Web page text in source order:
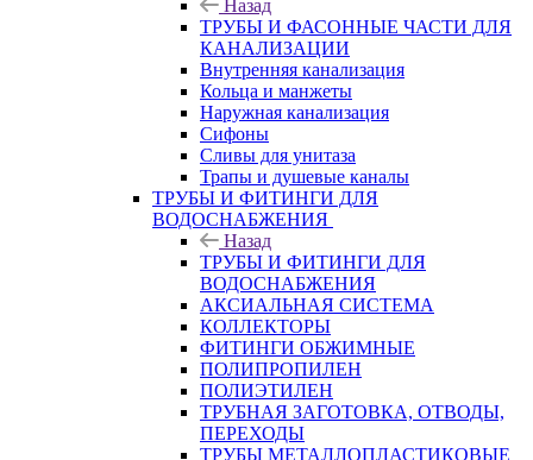
Назад
ТРУБЫ И ФАСОННЫЕ ЧАСТИ ДЛЯ
КАНАЛИЗАЦИИ
Внутренняя канализация
Кольца и манжеты
Наружная канализация
Сифоны
Сливы для унитаза
Трапы и душевые каналы
ТРУБЫ И ФИТИНГИ ДЛЯ
ВОДОСНАБЖЕНИЯ
Назад
ТРУБЫ И ФИТИНГИ ДЛЯ
ВОДОСНАБЖЕНИЯ
АКСИАЛЬНАЯ СИСТЕМА
КОЛЛЕКТОРЫ
ФИТИНГИ ОБЖИМНЫЕ
ПОЛИПРОПИЛЕН
ПОЛИЭТИЛЕН
ТРУБНАЯ ЗАГОТОВКА, ОТВОДЫ,
ПЕРЕХОДЫ
ТРУБЫ МЕТАЛЛОПЛАСТИКОВЫЕ